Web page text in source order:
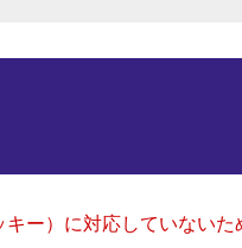
ー）に対応していないた